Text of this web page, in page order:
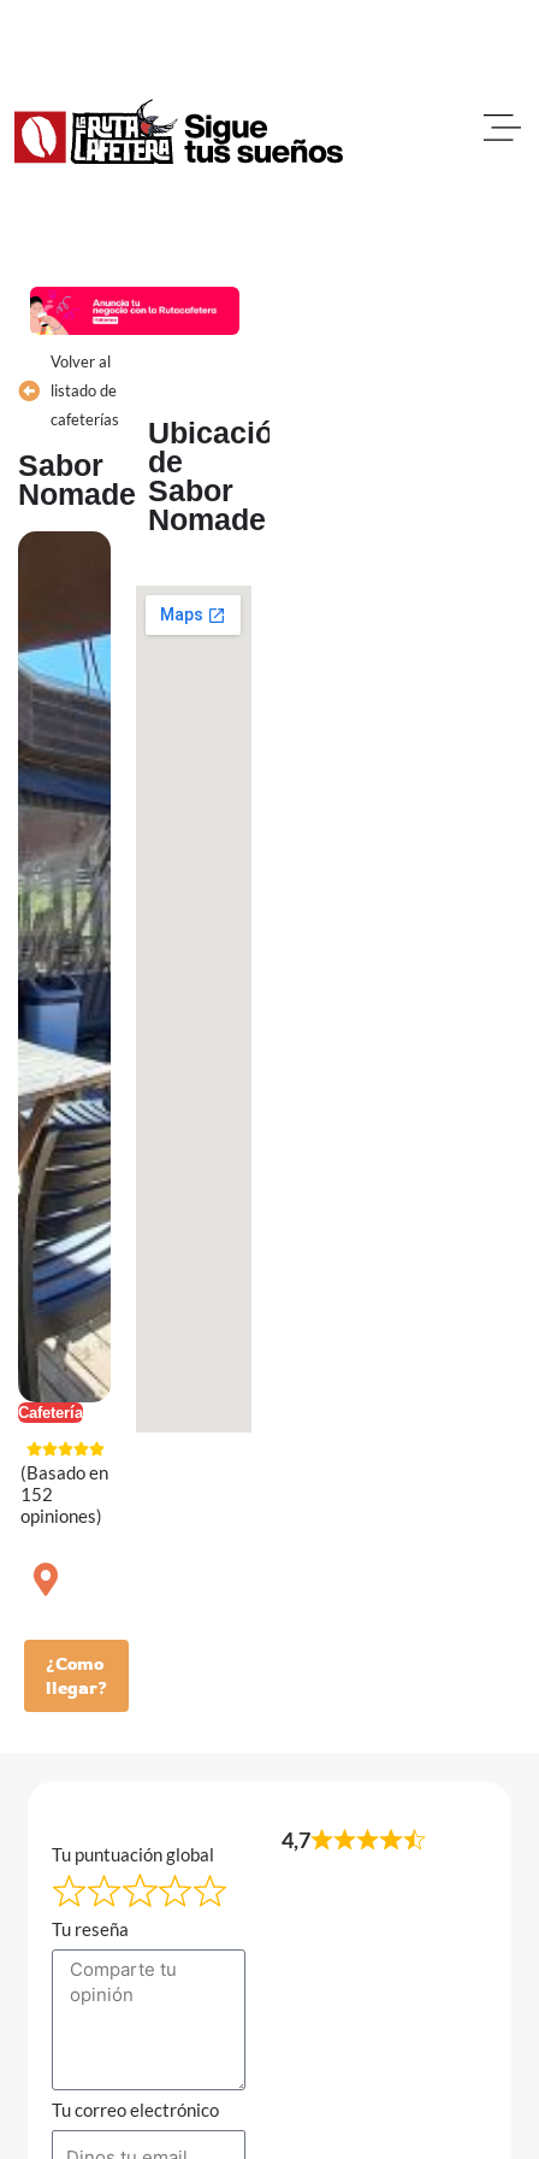
Volver al
listado de
cafeterías
Sabor
Nomade
Cafetería
(Basado en
152
opiniones)
¿Como
llegar?
Ubicación
de
Sabor
Nomade
Tu puntuación global
Tu reseña
Tu correo electrónico
4,7